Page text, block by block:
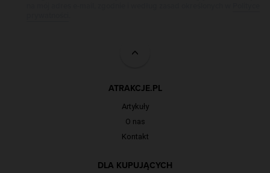
ATRAKCJE.PL
Artykuły
O nas
Kontakt
DLA KUPUJĄCYCH